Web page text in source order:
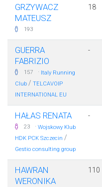
GRZYWACZ
MATEUSZ
193
18
GUERRA
FABRIZIO
157 · Italy Running
Club / TELCAVOIP
INTERNATIONAL EU
-
HAŁAS RENATA
23 · Wojskowy Klub
HDK PCK Szczecin /
Gestio consulting group
-
HAWRAN
WERONIKA
110